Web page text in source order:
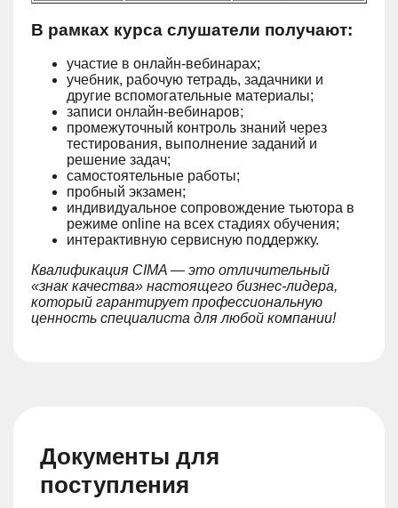
В рамках курса слушатели получают:
участие в онлайн-вебинарах;
учебник, рабочую тетрадь, задачники и
другие вспомогательные материалы;
записи онлайн-вебинаров;
промежуточный контроль знаний через
тестирования, выполнение заданий и
решение задач;
самостоятельные работы;
пробный экзамен;
индивидуальное сопровождение тьютора в
режиме online на всех стадиях обучения;
интерактивную сервисную поддержку.
Квалификация CIMA — это отличительный
«знак качества» настоящего бизнес-лидера,
который гарантирует профессиональную
ценность специалиста для любой компании!
Документы для
поступления